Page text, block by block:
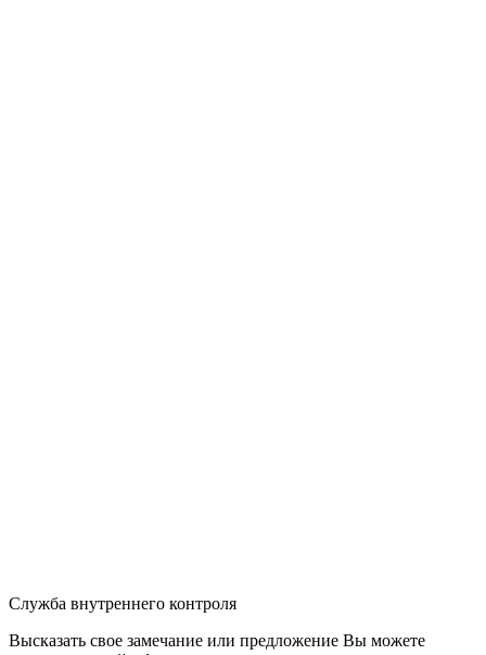
Служба внутреннего контроля
Высказать свое замечание или предложение Вы можете